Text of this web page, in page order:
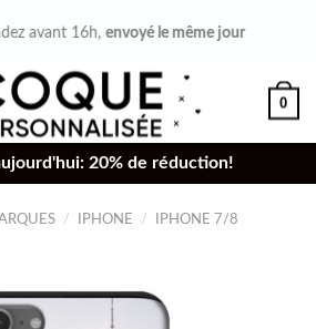
avant 16h,envoyé le même jour
0
20% de réduction!
/ IPHONE / IPHONE 7/8